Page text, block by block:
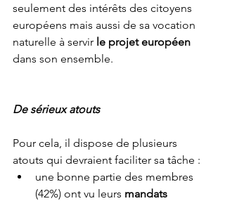
seulement des intérêts des citoyens
européens mais aussi de sa vocation
naturelle à servir le projet européen
dans son ensemble.
De sérieux atouts
Pour cela, il dispose de plusieurs
atouts qui devraient faciliter sa tâche :
une bonne partie des membres
(42%) ont vu leurs mandats